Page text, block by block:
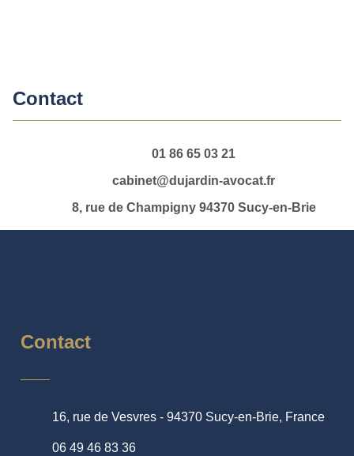
Contact
01 86 65 03 21
cabinet@dujardin-avocat.fr
8, rue de Champigny 94370 Sucy-en-Brie
Contact
16, rue de Vesvres - 94370 Sucy-en-Brie, France
06 49 46 83 36